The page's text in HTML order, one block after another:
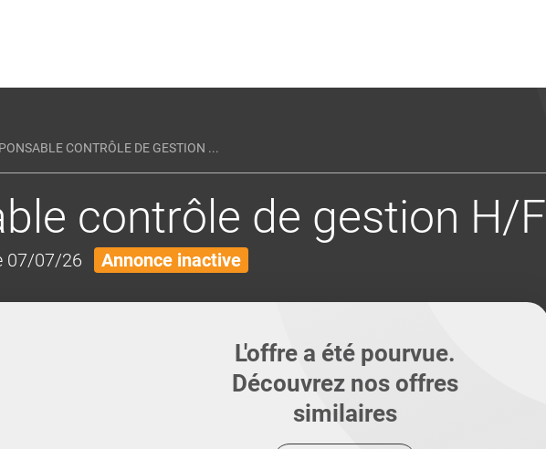
CONTRÔLE DE GESTION ...
contrôle de gestion H/F
07/07/26 Annonce inactive
L'offre a été pourvue.
Découvrez nos offres
similaires